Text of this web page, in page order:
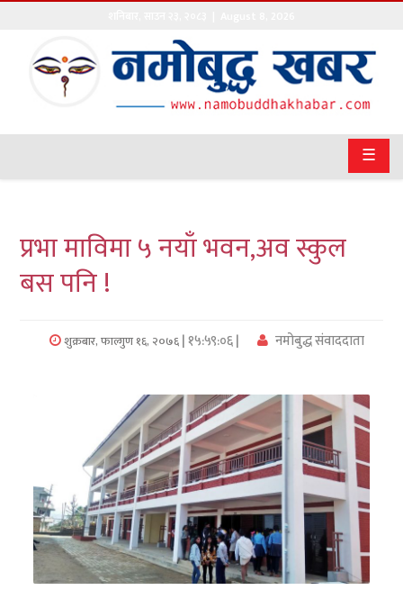
गृहपृष्ठ
राजनीति
अर्थवाणिज्य
अन्तराष्ट्रिय
सूचना
प्रविधि
साहित्य
☰
प्रभा माविमा ५ नयाँ भवन,अव स्कुल
बस पनि !
शुक्रबार, फाल्गुण १६, २०७६| १५:५९:०६ | नमोबुद्ध संवाददाता